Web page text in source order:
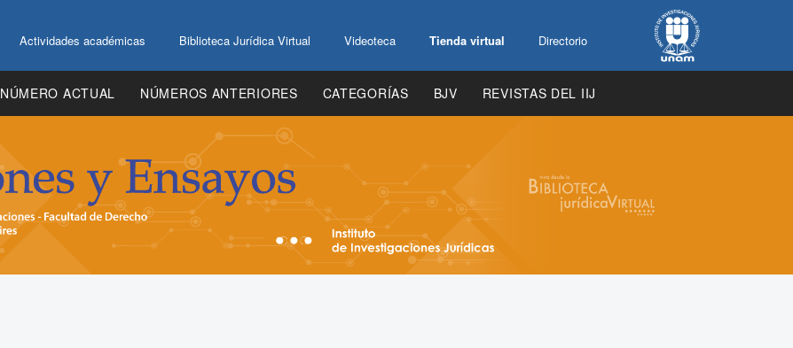
Actividades académicas Biblioteca Jurídica Virtual Videoteca Tienda virtual Directorio
NÚMERO ACTUAL NÚMEROS ANTERIORES CATEGORÍAS BJV REVISTAS DEL IIJ